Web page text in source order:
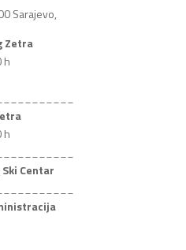
Sarajevo,
Zetra
h
h
Centar